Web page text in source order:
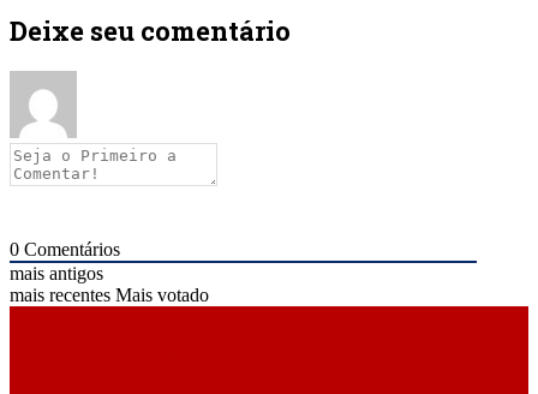
Deixe seu comentário
0 Comentários
mais antigos
mais recentes Mais votado